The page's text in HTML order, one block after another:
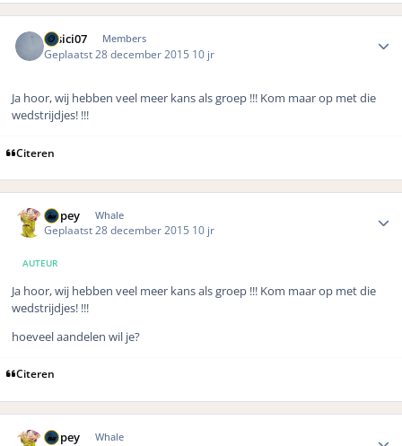
01sici07 Members
Geplaatst 28 december 2015 10 jr
Ja hoor, wij hebben veel meer kans als groep !!! Kom maar op met die
wedstrijdjes! !!!
Citeren
Dopey Whale
Geplaatst28 december 2015 10 jr
AUTEUR
Ja hoor, wij hebben veel meer kans als groep !!! Kom maar op met die
wedstrijdjes! !!!
hoeveel aandelen wil je?
Citeren
Dopey Whale